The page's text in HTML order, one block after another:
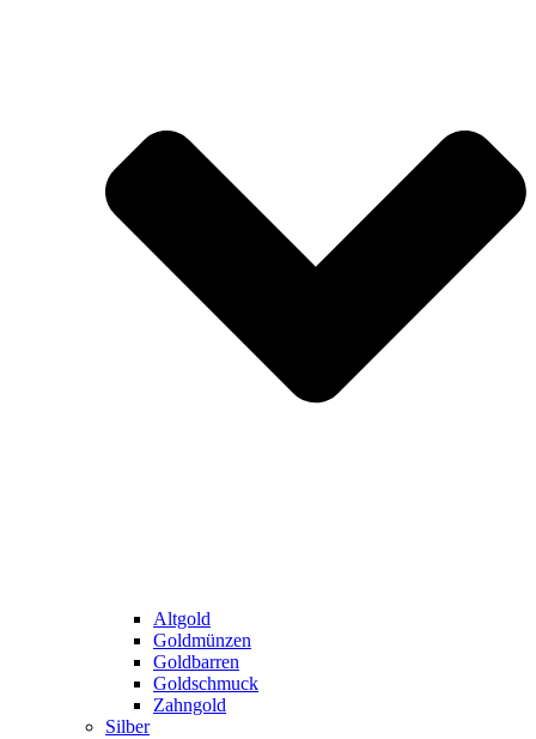
Altgold
Goldmünzen
Goldbarren
Goldschmuck
Zahngold
Silber